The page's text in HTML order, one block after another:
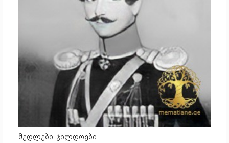
მედლები, ჯილდოები